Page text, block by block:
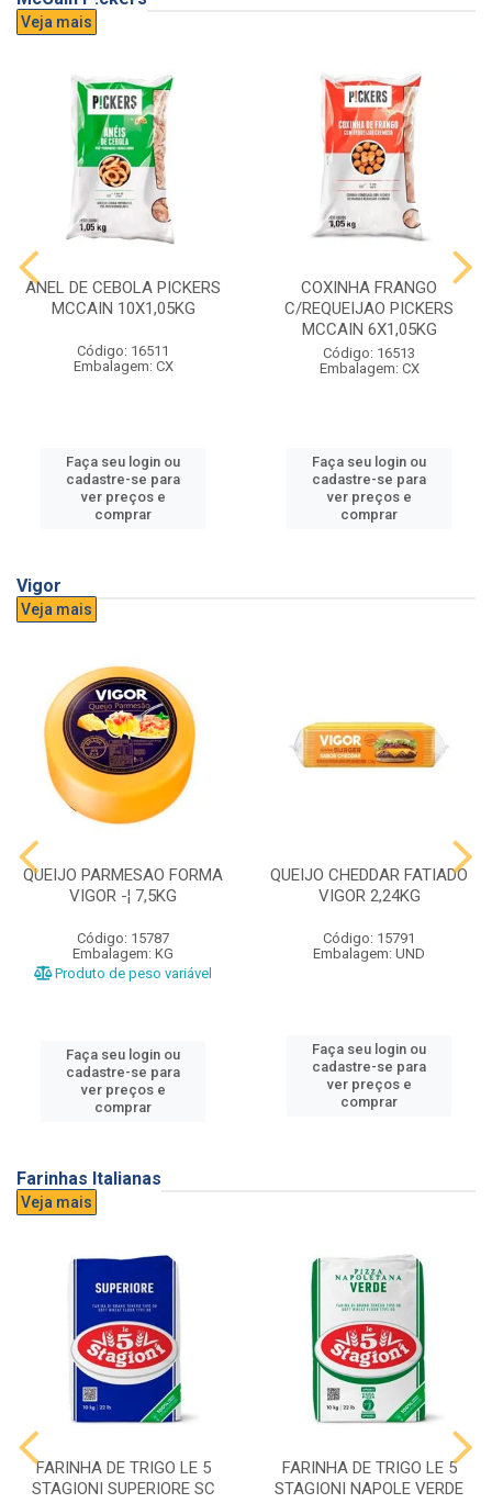
Veja mais
ANEL DE CEBOLA PICKERS
MCCAIN 10X1,05KG
Código: 16511
Embalagem: CX
Faça seu login ou
cadastre-se para
ver preços e
comprar
COXINHA FRANGO
C/REQUEIJAO PICKERS
MCCAIN 6X1,05KG
Código: 16513
Embalagem: CX
Faça seu login ou
cadastre-se para
ver preços e
comprar
Vigor
Veja mais
QUEIJO PARMESAO FORMA
VIGOR -¦ 7,5KG
Código: 15787
Embalagem: KG
Produto de peso variável
Faça seu login ou
cadastre-se para
ver preços e
comprar
QUEIJO CHEDDAR FATIADO
VIGOR 2,24KG
Código: 15791
Embalagem: UND
Faça seu login ou
cadastre-se para
ver preços e
comprar
Farinhas Italianas
Veja mais
FARINHA DE TRIGO LE 5
STAGIONI SUPERIORE SC
FARINHA DE TRIGO LE 5
STAGIONI NAPOLE VERDE